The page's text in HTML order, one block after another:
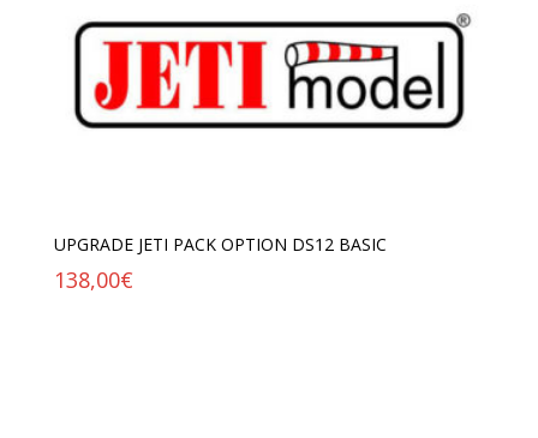
UPGRADE JETI PACK OPTION DS12 BASIC
138,00€